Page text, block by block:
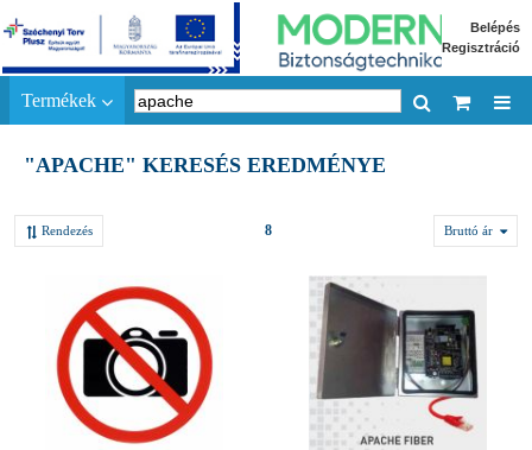
Belépés
Regisztráció
Termékek
"APACHE" KERESÉS EREDMÉNYE
Rendezés 8 Bruttó ár